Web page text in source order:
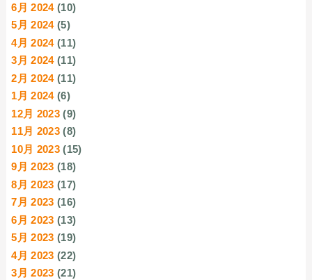
6月 2024(10)
5月 2024(5)
4月 2024(11)
3月 2024(11)
2月 2024(11)
1月 2024(6)
12月 2023 (9)
11月 2023 (8)
10月 2023 (15)
9月 2023 (18)
8月 2023 (17)
7月 2023 (16)
6月 2023 (13)
5月 2023 (19)
4月 2023 (22)
3月 2023 (21)